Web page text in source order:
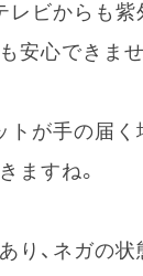
ビからも紫
安心できませ
が手の届く
ますね。
り、ネガの